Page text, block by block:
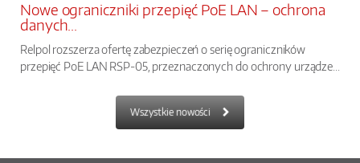
Nowe ograniczniki przepięć PoE LAN – ochrona
danych...
Relpol rozszerza ofertę zabezpieczeń o serię ograniczników
przepięć PoE LAN RSP-05, przeznaczonych do ochrony urządze...
Wszystkie nowości